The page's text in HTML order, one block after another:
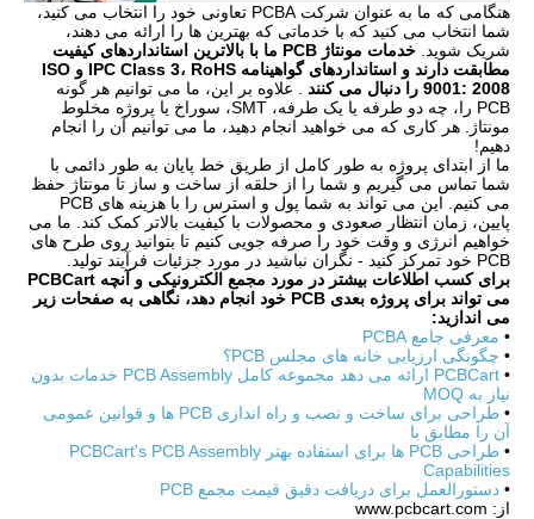
هنگامی که ما به عنوان شرکت PCBA تعاونی خود را انتخاب می کنید،
شما انتخاب می کنید که با خدماتی که بهترین ها را ارائه می دهند،
شریک شوید.
خدمات مونتاژ PCB ما با بالاترین استانداردهای کیفیت
مطابقت دارند و استانداردهای گواهینامه IPC Class 3، RoHS و ISO
9001: 2008 را دنبال می کنند
. علاوه بر این، ما می توانیم هر گونه
PCB را، چه دو طرفه یا یک طرفه، SMT، سوراخ یا پروژه مخلوط
مونتاژ. هر کاری که می خواهید انجام دهید، ما می توانیم آن را انجام
دهیم!
ما از ابتدای پروژه به طور کامل از طریق خط پایان به طور دائمی با
شما تماس می گیریم و شما را از حلقه از ساخت و ساز تا مونتاژ حفظ
می کنیم. این می تواند به شما پول و استرس را با هزینه های PCB
پایین، زمان انتظار صعودی و محصولات با کیفیت بالاتر کمک کند. ما می
خواهیم انرژی و وقت خود را صرفه جویی کنیم تا بتوانید روی طرح های
PCB خود تمرکز کنید - نگران نباشید در مورد جزئیات فرآیند تولید.
برای کسب اطلاعات بیشتر در مورد مجمع الکترونیکی و آنچه PCBCart
می تواند برای پروژه بعدی PCB خود انجام دهد، نگاهی به صفحات زیر
می اندازید:
• معرفی جامع PCBA
• چگونگی ارزیابی خانه های مجلس PCB؟
•
PCBCart ارائه می دهد مجموعه کامل PCB Assembly خدمات بدون
نیاز به MOQ
•
طراحی برای ساخت و نصب و راه اندازی PCB ها و قوانین عمومی
آن را مطابق با
•
طراحی PCB ها برای استفاده بهتر PCBCart's PCB Assembly
Capabilities
• دستورالعمل برای دریافت دقیق قیمت مجمع PCB
از: www.pcbcart.com